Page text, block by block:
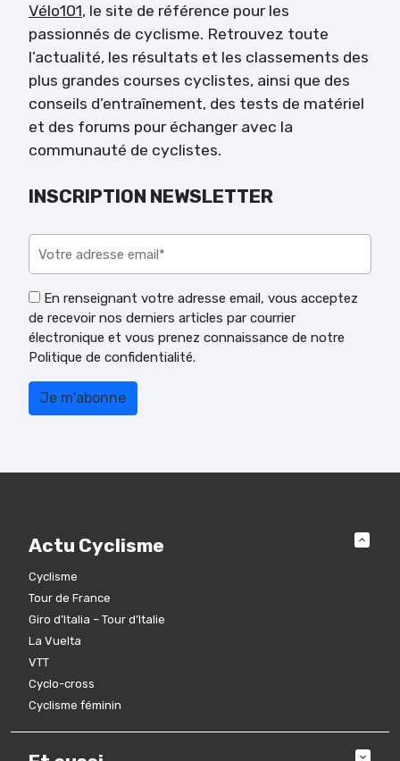
Vélo101, le site de référence pour les
passionnés de cyclisme. Retrouvez toute
l’actualité, les résultats et les classements des
plus grandes courses cyclistes, ainsi que des
conseils d’entraînement, des tests de matériel
et des forums pour échanger avec la
communauté de cyclistes.
INSCRIPTION NEWSLETTER
En renseignant votre adresse email, vous acceptez
de recevoir nos derniers articles par courrier
électronique et vous prenez connaissance de notre
Politique de confidentialité.
Actu Cyclisme
Cyclisme
Tour de France
Giro d’Italia – Tour d’Italie
La Vuelta
VTT
Cyclo-cross
Cyclisme féminin